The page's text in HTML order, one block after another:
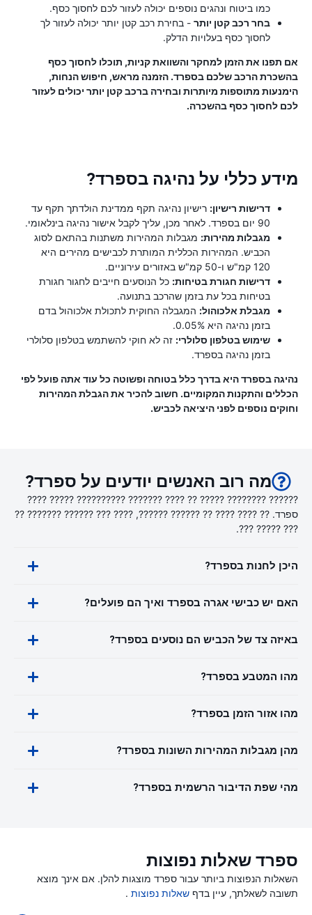
כמו ביטוח ונהגים נוספים יכולה לעזור לכם לחסוך כסף.
בחר רכב קטן יותר - בחירת רכב קטן יותר יכולה לעזור לך
לחסוך כסף בעלויות הדלק.
אם תפנו את הזמן למחקר והשוואת קניות, תוכלו לחסוך כסף
בהשכרת הרכב שלכם בספרד. הזמנה מראש, חיפוש הנחות,
הימנעות מתוספות מיותרות ובחירה ברכב קטן יותר יכולים לעזור
לכם לחסוך כסף בהשכרה.
מידע כללי על נהיגה בספרד?
דרישות רישיון: רישיון נהיגה תקף ממדינת הולדתך תקף עד
90 יום בספרד. לאחר מכן, עליך לקבל אישור נהיגה בינלאומי.
מגבלות מהירות: מגבלות המהירות משתנות בהתאם לסוג
הכביש. המהירות הכללית המותרת לכבישים מהירים היא
120 קמ"ש ו-50 קמ"ש באזורים עירוניים.
דרישות חגורת בטיחות: כל הנוסעים חייבים לחגור חגורת
בטיחות בכל עת בזמן שהרכב בתנועה.
מגבלת אלכוהול: המגבלה החוקית לתכולת אלכוהול בדם
בזמן נהיגה היא 0.05%.
שימוש בטלפון סלולרי: זה לא חוקי להשתמש בטלפון סלולרי
בזמן נהיגה בספרד.
נהיגה בספרד היא בדרך כלל בטוחה ופשוטה כל עוד אתה פועל לפי
הכללים והתקנות המקומיים. חשוב להכיר את הגבלת המהירות
וחוקים נוספים לפני היציאה לכביש.
מה רוב האנשים יודעים על ספרד?
?????? ???????? ????? ?? ???? ??????? ?????????? ????? ????
ספרד. ?? ???? ???? ?? ?????? ??????, ???? ??? ?????? ??????? ??
??? ????? ???.
היכן לחנות בספרד?
האם יש כבישי אגרה בספרד ואיך הם פועלים?
באיזה צד של הכביש הם נוסעים בספרד?
מהו המטבע בספרד?
מהו אזור הזמן בספרד?
מהן מגבלות המהירות השונות בספרד?
מהי שפת הדיבור הרשמית בספרד?
ספרד שאלות נפוצות
השאלות הנפוצות ביותר עבור ספרד מוצגות להלן. אם אינך מוצא
תשובה לשאלתך, עיין בדף שאלות נפוצות .